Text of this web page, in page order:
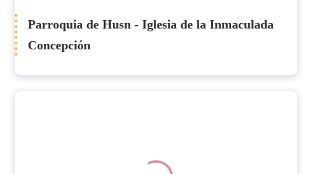
Parroquia de Husn - Iglesia de la Inmaculada
Concepción